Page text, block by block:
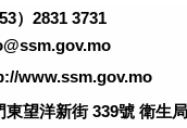
）2831 3731
www.ssm.gov.mo
東望洋新街 339號 衛生